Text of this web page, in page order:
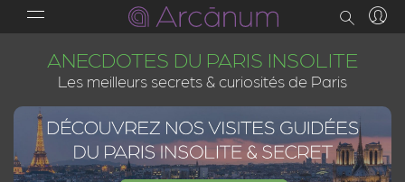
ANECDOTES DU PARIS INSOLITE
Les meilleurs secrets & curiosités de Paris